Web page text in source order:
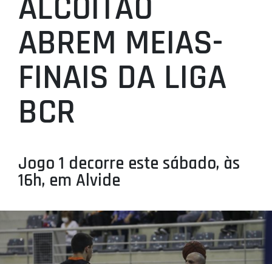
ASSOCIAÇÕES
CLUBES
AGENTES
AGENDA
SELEÇÕES
MINIBASQUETE
PROJETOS
LIGA BETCLIC MASCULINA
LIGA BETCLIC FEMININA
ALCOITÃO
ABREM MEIAS-
FINAIS DA LIGA
BCR
Jogo 1 decorre este sábado, às
16h, em Alvide